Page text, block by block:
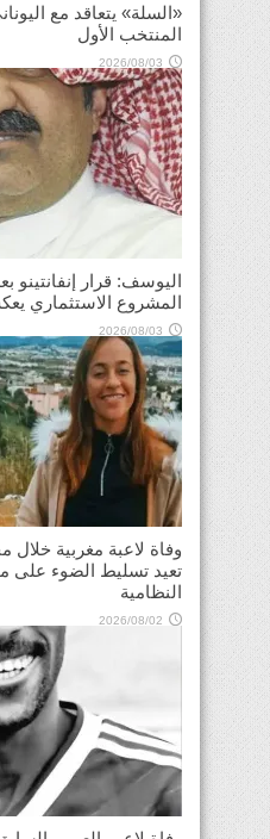
«السلة» يتعاقد مع
المنتخب الأول
2026/08/03
اليوسف: قرار إنفانتينو
المشروع الاستثماري
2026/08/03
وفاة لاعبة مغربية خلال
تعيد تسليط الضوء على
النظامية
2026/08/02